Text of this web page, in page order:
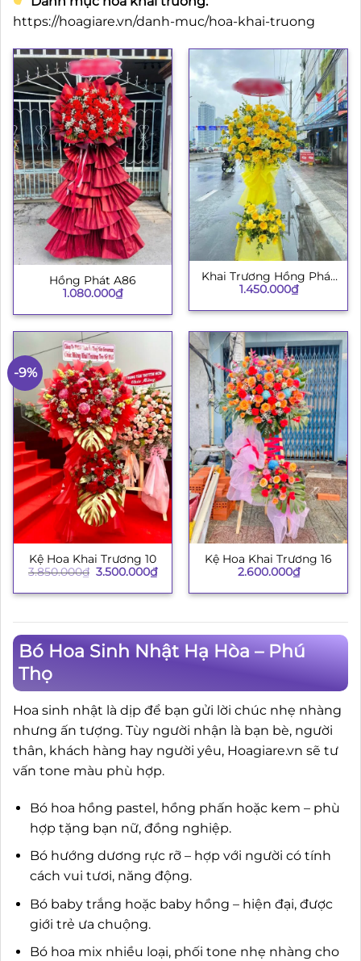
https://hoagiare.vn/danh-muc/hoa-khai-truong
Hồng Phát A86
1.080.000₫
Khai Trương Hồng Phát
003
1.450.000₫
-9%
Kệ Hoa Khai Trương 10
3.850.000₫ Giá
là:
3.500.000₫Giá
hiện
tại
Kệ Hoa Khai Trương 16
2.600.000₫
Bó Hoa Sinh Nhật Hạ Hòa – Phú
Thọ
Hoa sinh nhật là dịp để bạn gửi lời chúc nhẹ nhàng
nhưng ấn tượng. Tùy người nhận là bạn bè, người
thân, khách hàng hay người yêu, Hoagiare.vn sẽ tư
vấn tone màu phù hợp.
Bó hoa hồng pastel, hồng phấn hoặc kem – phù
hợp tặng bạn nữ, đồng nghiệp.
Bó hướng dương rực rỡ – hợp với người có tính
cách vui tươi, năng động.
Bó baby trắng hoặc baby hồng – hiện đại, được
giới trẻ ưa chuộng.
Bó hoa mix nhiều loại, phối tone nhẹ nhàng cho